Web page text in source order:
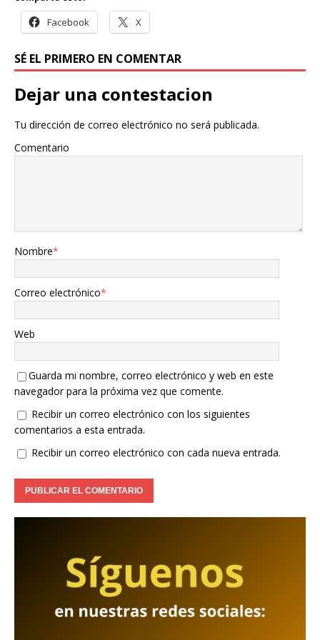
Facebook X
SÉ EL PRIMERO EN COMENTAR
Dejar una contestacion
Tu dirección de correo electrónico no será publicada.
Comentario
Nombre*
Correo electrónico*
Web
Guarda mi nombre, correo electrónico y web en este
navegador para la próxima vez que comente.
Recibir un correo electrónico con los siguientes
comentarios a esta entrada.
Recibir un correo electrónico con cada nueva entrada.